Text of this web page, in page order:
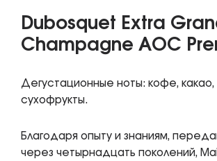
Dubosquet Extra
Champagne AOC
Дегустационные ноты: кофе, какао,
сухофрукты.
Благодаря опыту и знаниям,
через четырнадцать поколений,